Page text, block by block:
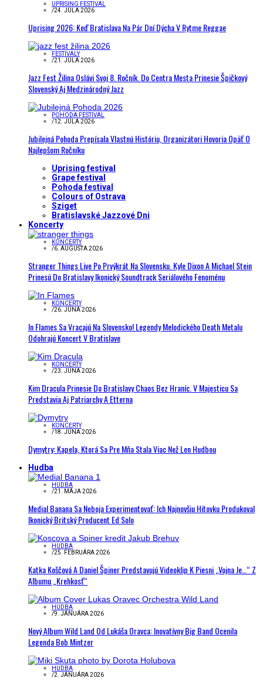
UPRISING FESTIVAL
/24. JÚLA 2026
Uprising 2026: Keď Bratislava Na Pár Dní Dýcha V Rytme Reggae
FESTIVALY
/21. JÚLA 2026
Jazz Fest Žilina Oslávi Svoj 8. Ročník. Do Centra Mesta Prinesie Špičkový
Slovenský Aj Medzinárodný Jazz
POHODA FESTIVAL
/12. JÚLA 2026
Jubilejná Pohoda Prepísala Vlastnú Históriu, Organizátori Hovoria Opäť O
Najlepšom Ročníku
Uprising festival
Grape festival
Pohoda festival
Colours of Ostrava
Sziget
Bratislavské Jazzové Dni
Koncerty
KONCERTY
/6. AUGUSTA 2026
Stranger Things Live Po Prvýkrát Na Slovensku. Kyle Dixon A Michael Stein
Prinesú Do Bratislavy Ikonický Soundtrack Seriálového Fenoménu
KONCERTY
/26. JÚNA 2026
In Flames Sa Vracajú Na Slovensko! Legendy Melodického Death Metalu
Odohrajú Koncert V Bratislave
KONCERTY
/23. JÚNA 2026
Kim Dracula Prinesie Do Bratislavy Chaos Bez Hraníc. V Majesticu Sa
Predstavia Aj Patriarchy A Etterna
KONCERTY
/18. JÚNA 2026
Dymytry: Kapela, Ktorá Sa Pre Mňa Stala Viac Než Len Hudbou
Hudba
HUDBA
/21. MÁJA 2026
Medial Banana Sa Neboja Experimentovať: Ich Najnovšiu Hitovku Produkoval
Ikonický Britský Producent Ed Solo
HUDBA
/25. FEBRUÁRA 2026
Katka Koščová A Daniel Špiner Predstavujú Videoklip K Piesni „Vojna Je…“ Z
Albumu „Krehkosť“
HUDBA
/9. JANUÁRA 2026
Nový Album Wild Land Od Lukáša Oravca: Inovatívny Big Band Ocenila
Legenda Bob Mintzer
HUDBA
/2. JANUÁRA 2026